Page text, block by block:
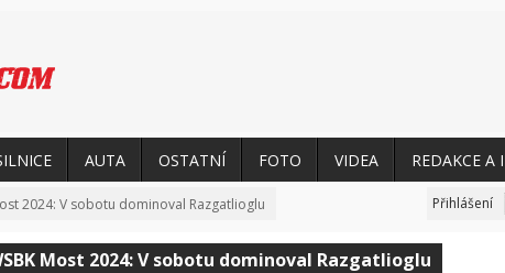
AUTA OSTATNÍ FOTO VIDEA REDAKCE A
2024: V sobotu dominoval Razgatlioglu Přihlášení
Most 2024: V sobotu dominoval Razgatlioglu